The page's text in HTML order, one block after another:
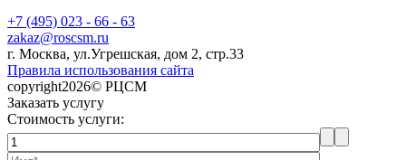
+7 (495) 023 - 66 - 63
zakaz@roscsm.ru
г. Москва, ул.Угрешская, дом 2, стр.33
Правила использования сайта
copyright2026© РЦСМ
Заказать услугу
Стоимость услуги: